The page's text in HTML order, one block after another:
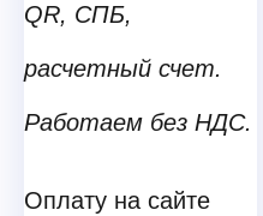
QR, СПБ,
расчетный счет.
Работаем без НДС.
Оплату на сайте